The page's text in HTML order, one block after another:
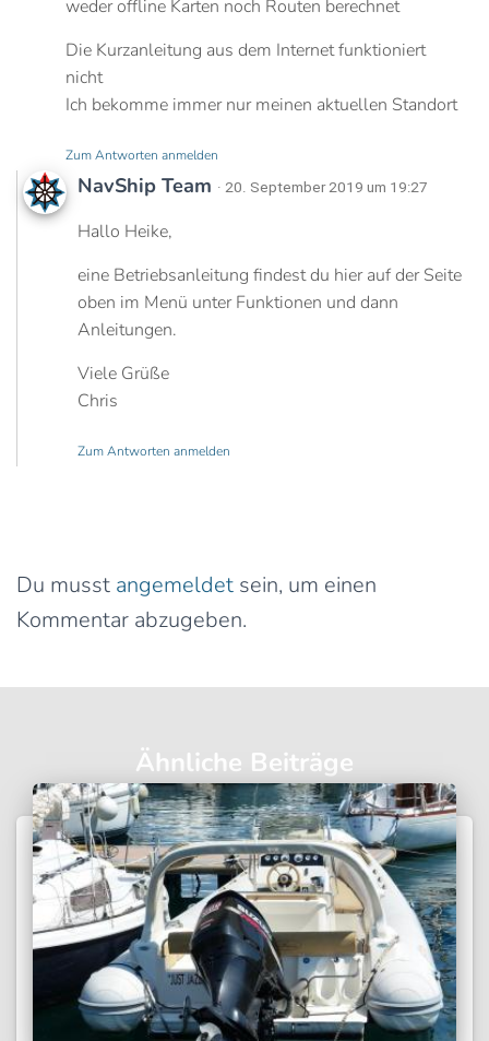
weder offline Karten noch Routen berechnet
Die Kurzanleitung aus dem Internet funktioniert
nicht
Ich bekomme immer nur meinen aktuellen Standort
Zum Antworten anmelden
NavShip Team · 20. September 2019 um 19:27
Hallo Heike,
eine Betriebsanleitung findest du hier auf der Seite
oben im Menü unter Funktionen und dann
Anleitungen.
Viele Grüße
Chris
Zum Antworten anmelden
Du musst angemeldet sein, um einen
Kommentar abzugeben.
Ähnliche Beiträge